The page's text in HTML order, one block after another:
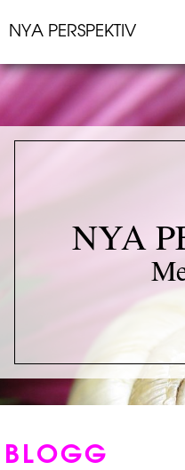
NYA PERSPEKTIV
NYA
BLOGG